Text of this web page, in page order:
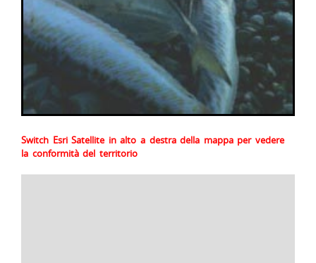
Switch Esri Satellite in alto a destra della mappa per vedere
la conformità del territorio